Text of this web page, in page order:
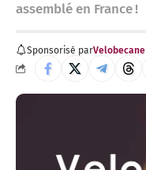
assemblé en France !
Sponsorisé parVelobecane